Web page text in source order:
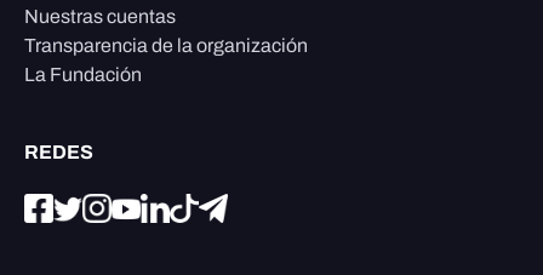
Nuestras cuentas
Transparencia de la organización
La Fundación
REDES